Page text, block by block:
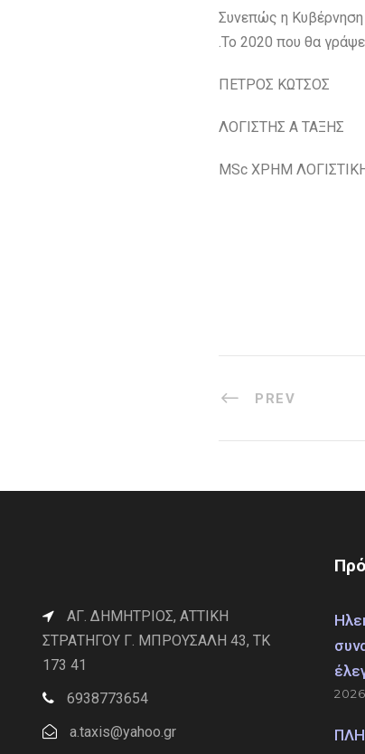
Συνεπώς η Κυβέρνηση
.Το 2020 που θα
ΠΕΤΡΟΣ ΚΩΤΣΟΣ
ΛΟΓΙΣΤΗΣ Α ΤΑΞΗΣ
MSc ΧΡΗΜ
PREV
ΑΓ. ΔΗΜΗΤΡΙΟΣ, ΑΤΤΙΚΗ
ΣΤΡΑΤΗΓΟΥ Γ. ΜΠΡΟΥΣΑΛΗ 43, ΤΚ
173 41
6938773654
a.taxis@yahoo.gr